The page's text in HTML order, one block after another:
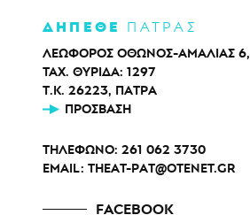
ΔΗΠΕΘΕ ΠΑΤΡΑΣ
ΛΕΩΦΟΡΟΣ ΟΘΩΝΟΣ-ΑΜΑΛΙΑΣ 6,
ΤΑΧ. ΘΥΡΙΔΑ: 1297
Τ.Κ. 26223, ΠΑΤΡΑ
ΠΡΌΣΒΑΣΗ
ΤΗΛΕΦΩΝΟ: 261 062 3730
EMAIL: THEAT-PAT@OTENET.GR
FACEBOOK